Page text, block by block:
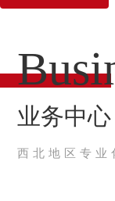
Busi
业务中心
西北地区专业